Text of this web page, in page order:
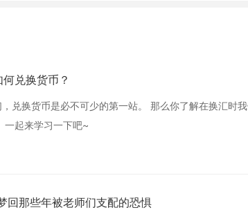
何兑换货币？
兑换货币是必不可少的第一站。 那么你了解在换汇时
一起来学习一下吧~
回那些年被老师们支配的恐惧